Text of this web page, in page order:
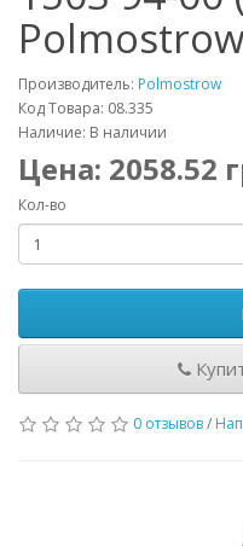
Polmostrow
Производитель: Polmostrow
Код Товара: 08.335
Наличие: В наличии
Цена: 2058.52
Кол-во
0 отзывов/